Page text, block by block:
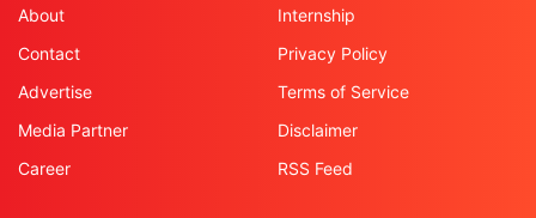
About
Contact
Advertise
Media Partner
Career
Internship
Privacy Policy
Terms of Service
Disclaimer
RSS Feed